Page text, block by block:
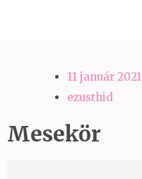
11 január 2021
ezusthid
Mesekör